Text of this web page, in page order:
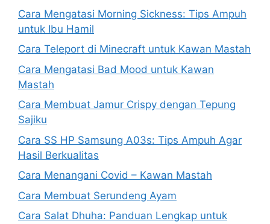
Cara Mengatasi Morning Sickness: Tips Ampuh
untuk Ibu Hamil
Cara Teleport di Minecraft untuk Kawan Mastah
Cara Mengatasi Bad Mood untuk Kawan
Mastah
Cara Membuat Jamur Crispy dengan Tepung
Sajiku
Cara SS HP Samsung A03s: Tips Ampuh Agar
Hasil Berkualitas
Cara Menangani Covid – Kawan Mastah
Cara Membuat Serundeng Ayam
Cara Salat Dhuha: Panduan Lengkap untuk